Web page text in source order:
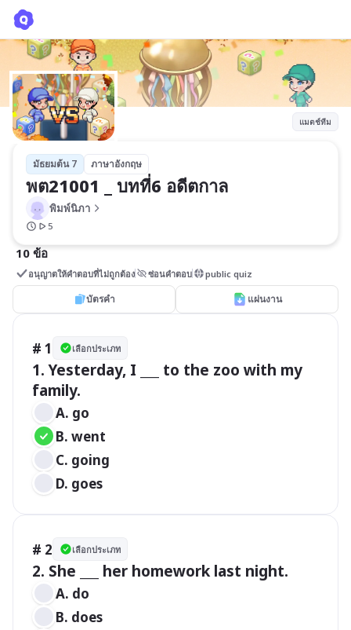
แมตช์ทีม
มัธยมต้น 7 ภาษาอังกฤษ
พต21001 _ บทที่6 อดีตกาล
พิมพ์นิภา
5
10 ข้อ
อนุญาตให้คำตอบที่ไม่ถูกต้อง ซ่อนคำตอบ public quiz
บัตรคำ แผ่นงาน
# 1 เลือกประเภท
1. Yesterday, I ___ to the zoo with my
family.
A. go
B. went
C. going
D. goes
# 2 เลือกประเภท
2. She ___ her homework last night.
A. do
B. does